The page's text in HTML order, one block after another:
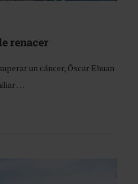
renacer
un cáncer, Óscar Ehuan
…